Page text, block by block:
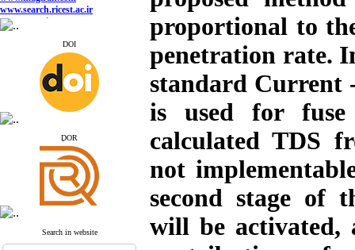
www.nqpc.ir
google scholar
Index Copernicus
www.iranipa.com
www.sid.ir
www.isc.gov.ir
www.journals.msrt.ir
www.magiran.com
www.search.ricest.ac.ir
www.nqpc.ir
google scholar
DOI
ِDOR
Search in website
proportional to
penetration rate.
standard Current
is used for
calculated TDS
not
second stage of
will be activated,